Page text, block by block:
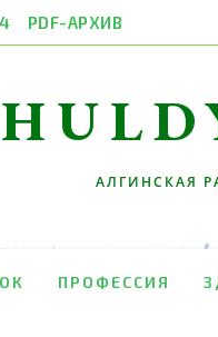
PDF-АРХИВ
АЛГИНСКАЯ
ПРОФЕССИЯ